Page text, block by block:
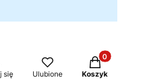
się Ulubione
Produkty w
Koszyk